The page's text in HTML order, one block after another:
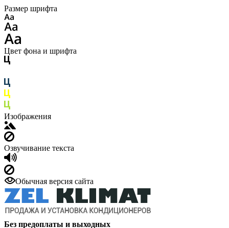
Размер шрифта
Цвет фона и шрифта
Изображения
Озвучивание текста
Обычная версия сайта
Без предоплаты и выходных